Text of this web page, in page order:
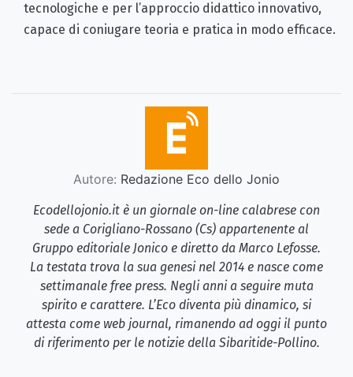
tecnologiche e per l’approccio didattico innovativo,
capace di coniugare teoria e pratica in modo efficace.
Autore: Redazione Eco dello Jonio
Ecodellojonio.it è un giornale on-line calabrese con
sede a Corigliano-Rossano (Cs) appartenente al
Gruppo editoriale Jonico e diretto da Marco Lefosse.
La testata trova la sua genesi nel 2014 e nasce come
settimanale free press. Negli anni a seguire muta
spirito e carattere. L’Eco diventa più dinamico, si
attesta come web journal, rimanendo ad oggi il punto
di riferimento per le notizie della Sibaritide-Pollino.